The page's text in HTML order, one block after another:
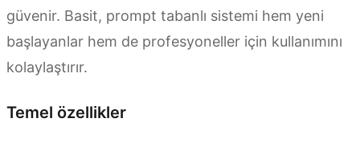
güvenir. Basit, prompt tabanlı sistemi hem yeni
başlayanlar hem de profesyoneller için kullanımını
kolaylaştırır.
Temel özellikler